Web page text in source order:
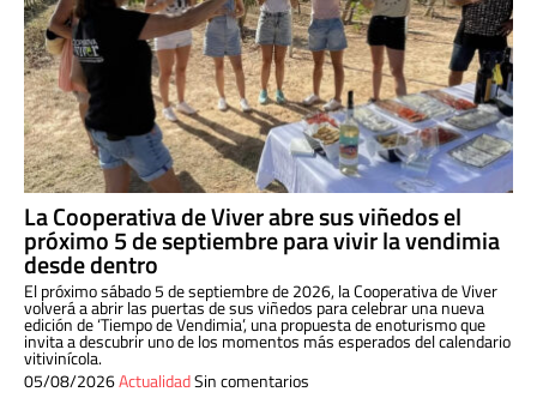
La Cooperativa de Viver abre sus viñedos el
próximo 5 de septiembre para vivir la vendimia
desde dentro
El próximo sábado 5 de septiembre de 2026, la Cooperativa de Viver
volverá a abrir las puertas de sus viñedos para celebrar una nueva
edición de ‘Tiempo de Vendimia’, una propuesta de enoturismo que
invita a descubrir uno de los momentos más esperados del calendario
vitivinícola.
05/08/2026ActualidadSin comentarios